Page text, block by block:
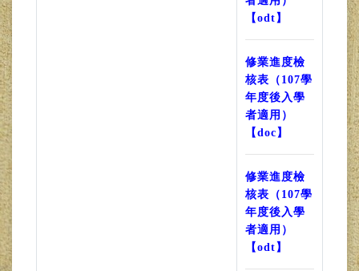
【odt】
修業進度檢
核表（107學
年度後入學
者適用）
【doc】
修業進度檢
核表（107學
年度後入學
者適用）
【odt】